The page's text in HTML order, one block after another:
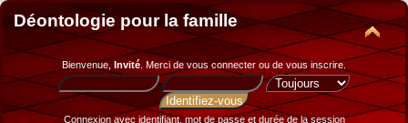
Déontologie pour la famille
Bienvenue, Invité. Merci devous connecter ou de vous inscrire.
Connexion avec identifiant, mot de passe et durée de la session